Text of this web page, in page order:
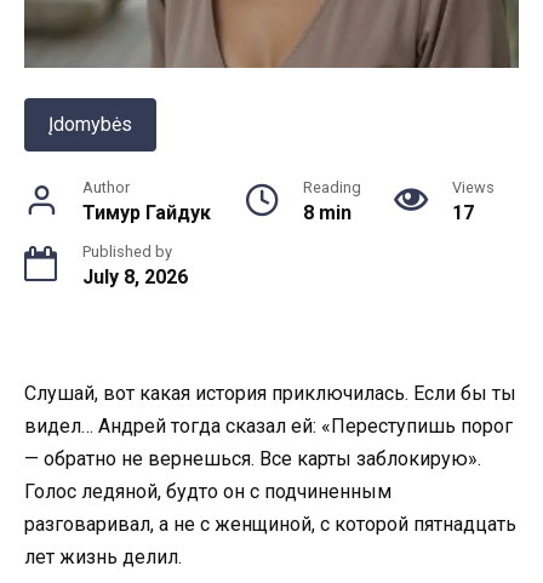
Įdomybės
Author
Тимур Гайдук
Reading
8 min
Views
17
Published by
July 8, 2026
Слушай, вот какая история приключилась. Если бы ты
видел… Андрей тогда сказал ей: «Переступишь порог
— обратно не вернешься. Все карты заблокирую».
Голос ледяной, будто он с подчиненным
разговаривал, а не с женщиной, с которой пятнадцать
лет жизнь делил.